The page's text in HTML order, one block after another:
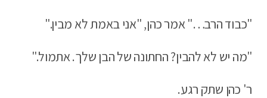
"כבוד הרב…" אמר כהן, "אני באמת לא מבין."
"מה יש לא להבין? החתונה של הבן שלך. אתמול."
ר' כהן שתק רגע.